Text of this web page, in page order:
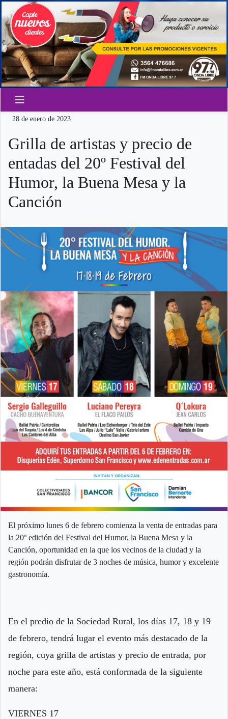
28 de enero de 2023
Grilla de artistas y precio de
entadas del 20º Festival del
Humor, la Buena Mesa y la
Canción
El próximo lunes 6 de febrero comienza la venta de entradas para
la 20º edición del Festival del Humor, la Buena Mesa y la
Canción, oportunidad en la que los vecinos de la ciudad y la
región podrán disfrutar de 3 noches de música, humor y excelente
gastronomía.
En el predio de la Sociedad Rural, los días 17, 18 y 19
de febrero, tendrá lugar el evento más destacado de la
región, cuya grilla de artistas y precio de entrada, por
noche para este año, está conformada de la siguiente
manera:
VIERNES 17